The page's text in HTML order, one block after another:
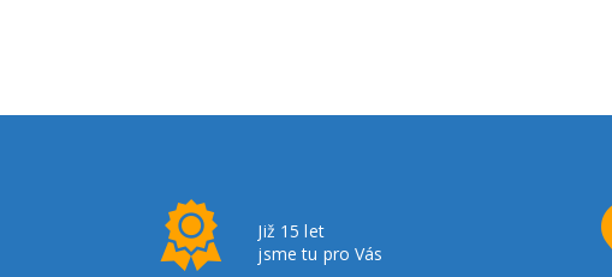
Již 15 let
jsme tu pro Vás